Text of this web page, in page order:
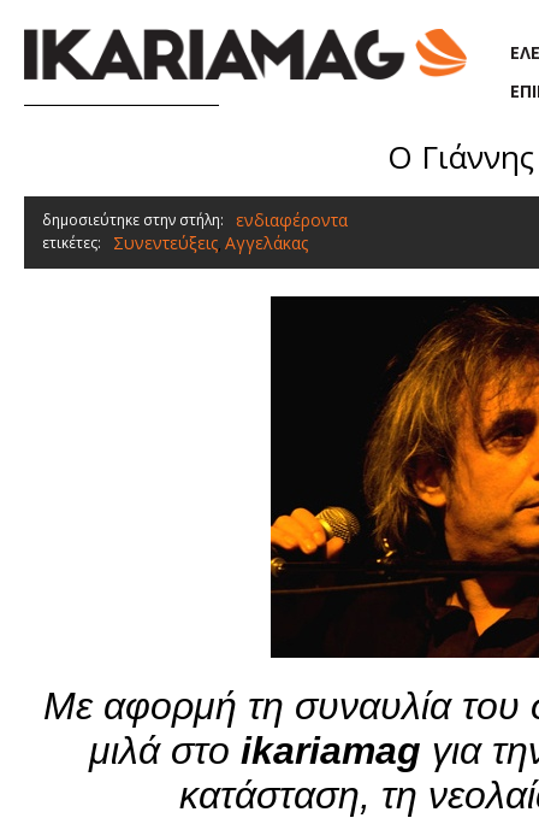
Ο
δημοσιεύτηκε στην στήλη: ενδιαφέροντα
ετικέτες: Συνεντεύξεις, Αγγελάκας
Με αφορμή τη συναυλία του
μιλά στο ikariamag για
κατάσταση, τη